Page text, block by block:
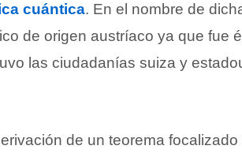
cuántica. En el nombre de
de origen austríaco ya que fue
las ciudadanías suiza y
de un teorema focalizado